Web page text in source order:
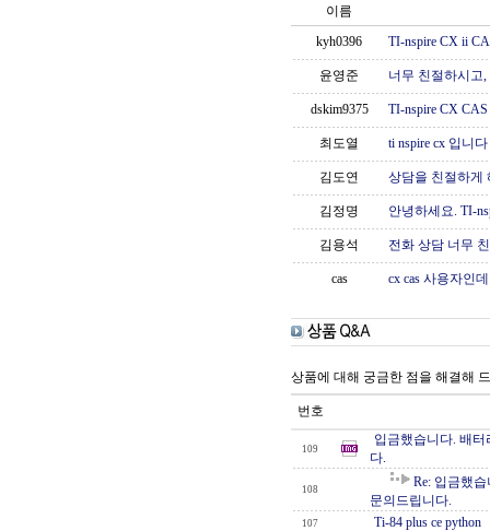
이름
kyh0396
TI-nspire CX ii
윤영준 너무 친절하시고
dskim9375 TI-nspire CX
최도열 ti nspire cx 입니다
김도연 상담을 친절하게
김정명 안녕하세요. TI-
김용석 전화 상담 너무
cas cx cas 사용자인
상품에 대해 궁금한 점을 해결해
번호
109
입금했습니다. 배
다.
108
Re: 입금했
문의드립니다.
107 Ti-84 plus ce python